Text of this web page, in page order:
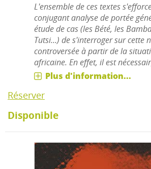
L'ensemble de ces textes
conjugant analyse de portée
étude de cas (les Bété, les
Tutsi...) de s'interroger sur cette
controversée à partir de la
africaine. En effet, il est
Plus d'information...
Réserver
Disponible